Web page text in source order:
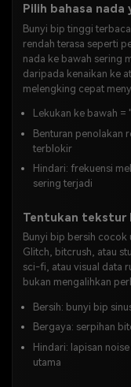
Pilih bahasa
Bunyi bip tinggi
rendah terasa seperti
nada ke bawah sering
daripada kenaikan ke
melengking cepat
Lekukan ke bawah
Benturan penolakan
terblokir
Hindari: frekuensi
sering terjadi
Tentukan tekstur
Bunyi bip bersih cocok
Glitch, bitcrush, atau
sci-fi, atau visual data
bukan mengalihkan
Bersih: bunyi bip
Bergaya: serpihan
Hindari: lapisan
utama